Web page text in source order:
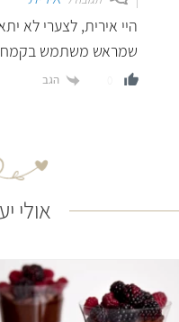
היי אירית, לצערי לא
שמראש משתמש בקמח
הגב
אולי